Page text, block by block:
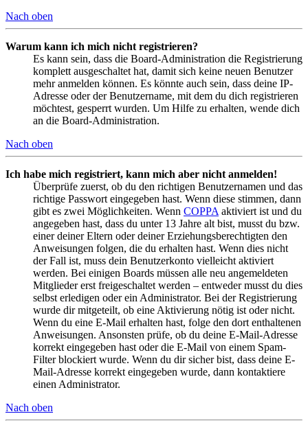
Nach oben
Warum kann ich mich nicht registrieren?
Es kann sein, dass die Board-Administration die Registrierung
komplett ausgeschaltet hat, damit sich keine neuen Benutzer
mehr anmelden können. Es könnte auch sein, dass deine IP-
Adresse oder der Benutzername, mit dem du dich registrieren
möchtest, gesperrt wurden. Um Hilfe zu erhalten, wende dich
an die Board-Administration.
Nach oben
Ich habe mich registriert, kann mich aber nicht anmelden!
Überprüfe zuerst, ob du den richtigen Benutzernamen und das
richtige Passwort eingegeben hast. Wenn diese stimmen, dann
gibt es zwei Möglichkeiten. Wenn COPPA aktiviert ist und du
angegeben hast, dass du unter 13 Jahre alt bist, musst du bzw.
einer deiner Eltern oder deiner Erziehungsberechtigten den
Anweisungen folgen, die du erhalten hast. Wenn dies nicht
der Fall ist, muss dein Benutzerkonto vielleicht aktiviert
werden. Bei einigen Boards müssen alle neu angemeldeten
Mitglieder erst freigeschaltet werden – entweder musst du dies
selbst erledigen oder ein Administrator. Bei der Registrierung
wurde dir mitgeteilt, ob eine Aktivierung nötig ist oder nicht.
Wenn du eine E-Mail erhalten hast, folge den dort enthaltenen
Anweisungen. Ansonsten prüfe, ob du deine E-Mail-Adresse
korrekt eingegeben hast oder die E-Mail von einem Spam-
Filter blockiert wurde. Wenn du dir sicher bist, dass deine E-
Mail-Adresse korrekt eingegeben wurde, dann kontaktiere
einen Administrator.
Nach oben